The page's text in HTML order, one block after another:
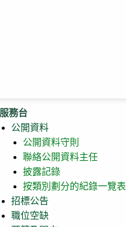
服務台
公開資料
公開資料守則
聯絡公開資料主任
披露記錄
按類別劃分的紀錄一覽表
招標公告
職位空缺